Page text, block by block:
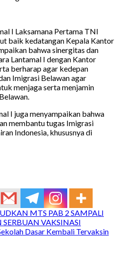
I Laksamana Pertama TNI
baik kedatangan Kepala Kantor
bahwa sinergitas dan
Lantamal I dengan Kantor
berharap agar kedepan
Imigrasi Belawan agar
menjaga serta menjamin
I juga menyampaikan bahwa
membantu tugas Imigrasi
Indonesia, khususnya di
MTS PAB 2 SAMPALI
VAKSINASI
Dasar Kembali Tervaksin